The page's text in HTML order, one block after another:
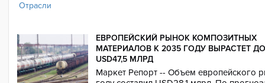
Отрасли
ЕВРОПЕЙСКИЙ РЫНОК КОМПОЗИТНЫХ
МАТЕРИАЛОВ К 2035 ГОДУ ВЫРАСТЕТ ДО
USD47,5 МЛРД
Маркет Репорт -- Объем европейского